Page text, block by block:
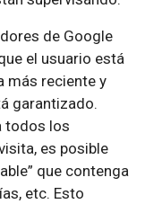
de Google
el usuario está
más reciente y
garantizado.
todos los
es posible
que contenga
etc. Esto